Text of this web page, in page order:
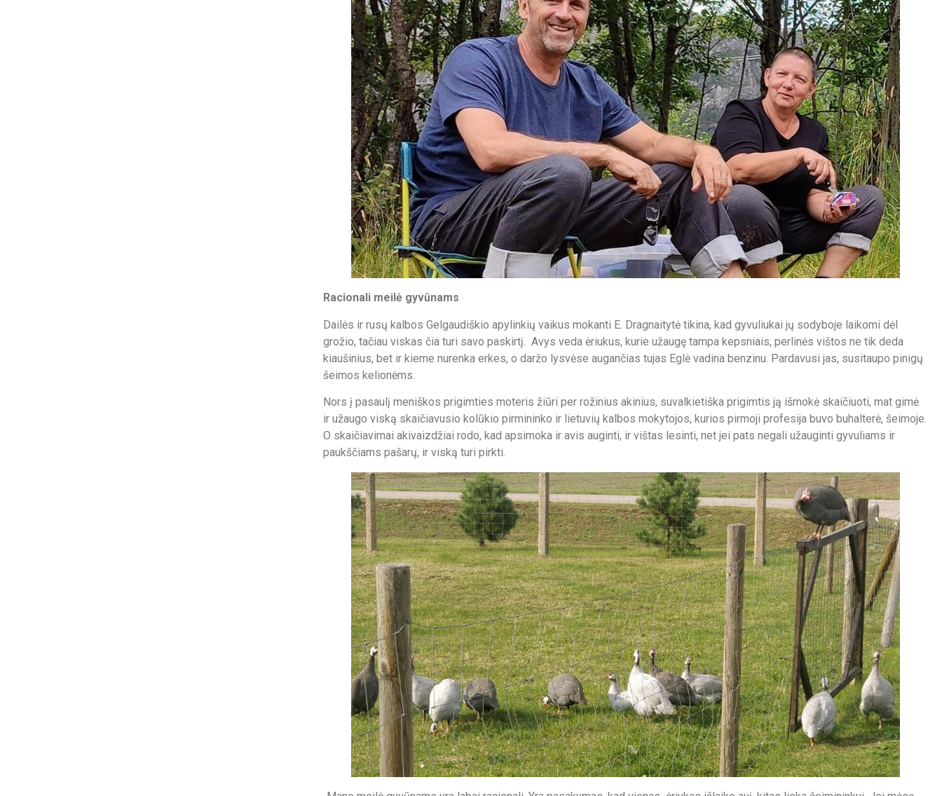
Racionali meilė gyvūnams
Dailės ir rusų kalbos Gelgaudiškio apylinkių vaikus mokanti E. Dragnaitytė tikina, kad gyvuliukai jų sodyboje laikomi dėl
grožio, tačiau viskas čia turi savo paskirtį. Avys veda ėriukus, kurie užaugę tampa kepsniais, perlinės vištos ne tik deda
kiaušinius, bet ir kieme nurenka erkes, o daržo lysvėse augančias tujas Eglė vadina benzinu. Pardavusi jas, susitaupo pinigų
šeimos kelionėms.
Nors į pasaulį meniškos prigimties moteris žiūri per rožinius akinius, suvalkietiška prigimtis ją išmokė skaičiuoti, mat gimė
ir užaugo viską skaičiavusio kolūkio pirmininko ir lietuvių kalbos mokytojos, kurios pirmoji profesija buvo buhalterė, šeimoje.
O skaičiavimai akivaizdžiai rodo, kad apsimoka ir avis auginti, ir vištas lesinti, net jei pats negali užauginti gyvuliams ir
paukščiams pašarų, ir viską turi pirkti.